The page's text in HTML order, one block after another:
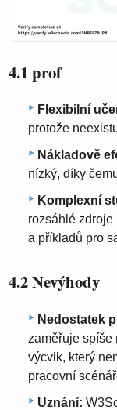
4.1 prof
Flexibilní
protože
Nákladově
nízký, díky
Komplexní
rozsáhlé zdroje
a příkladů pro
4.2 Nevýhody
Nedostatek
zaměřuje spíše
výcvik, který
pracovní
Uznání: